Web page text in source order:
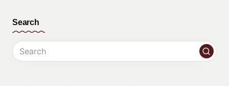
Search